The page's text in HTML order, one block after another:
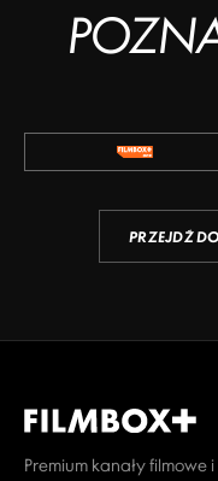
PRZEJDŹ
Premium kanały